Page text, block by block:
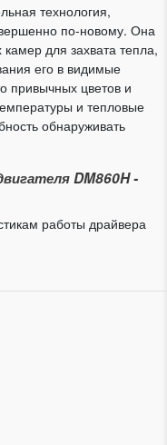
технология,
по-новому. Она
для захвата тепла,
его в видимые
привычных цветов и
и тепловые
обнаруживать
DM860H -
работы драйвера